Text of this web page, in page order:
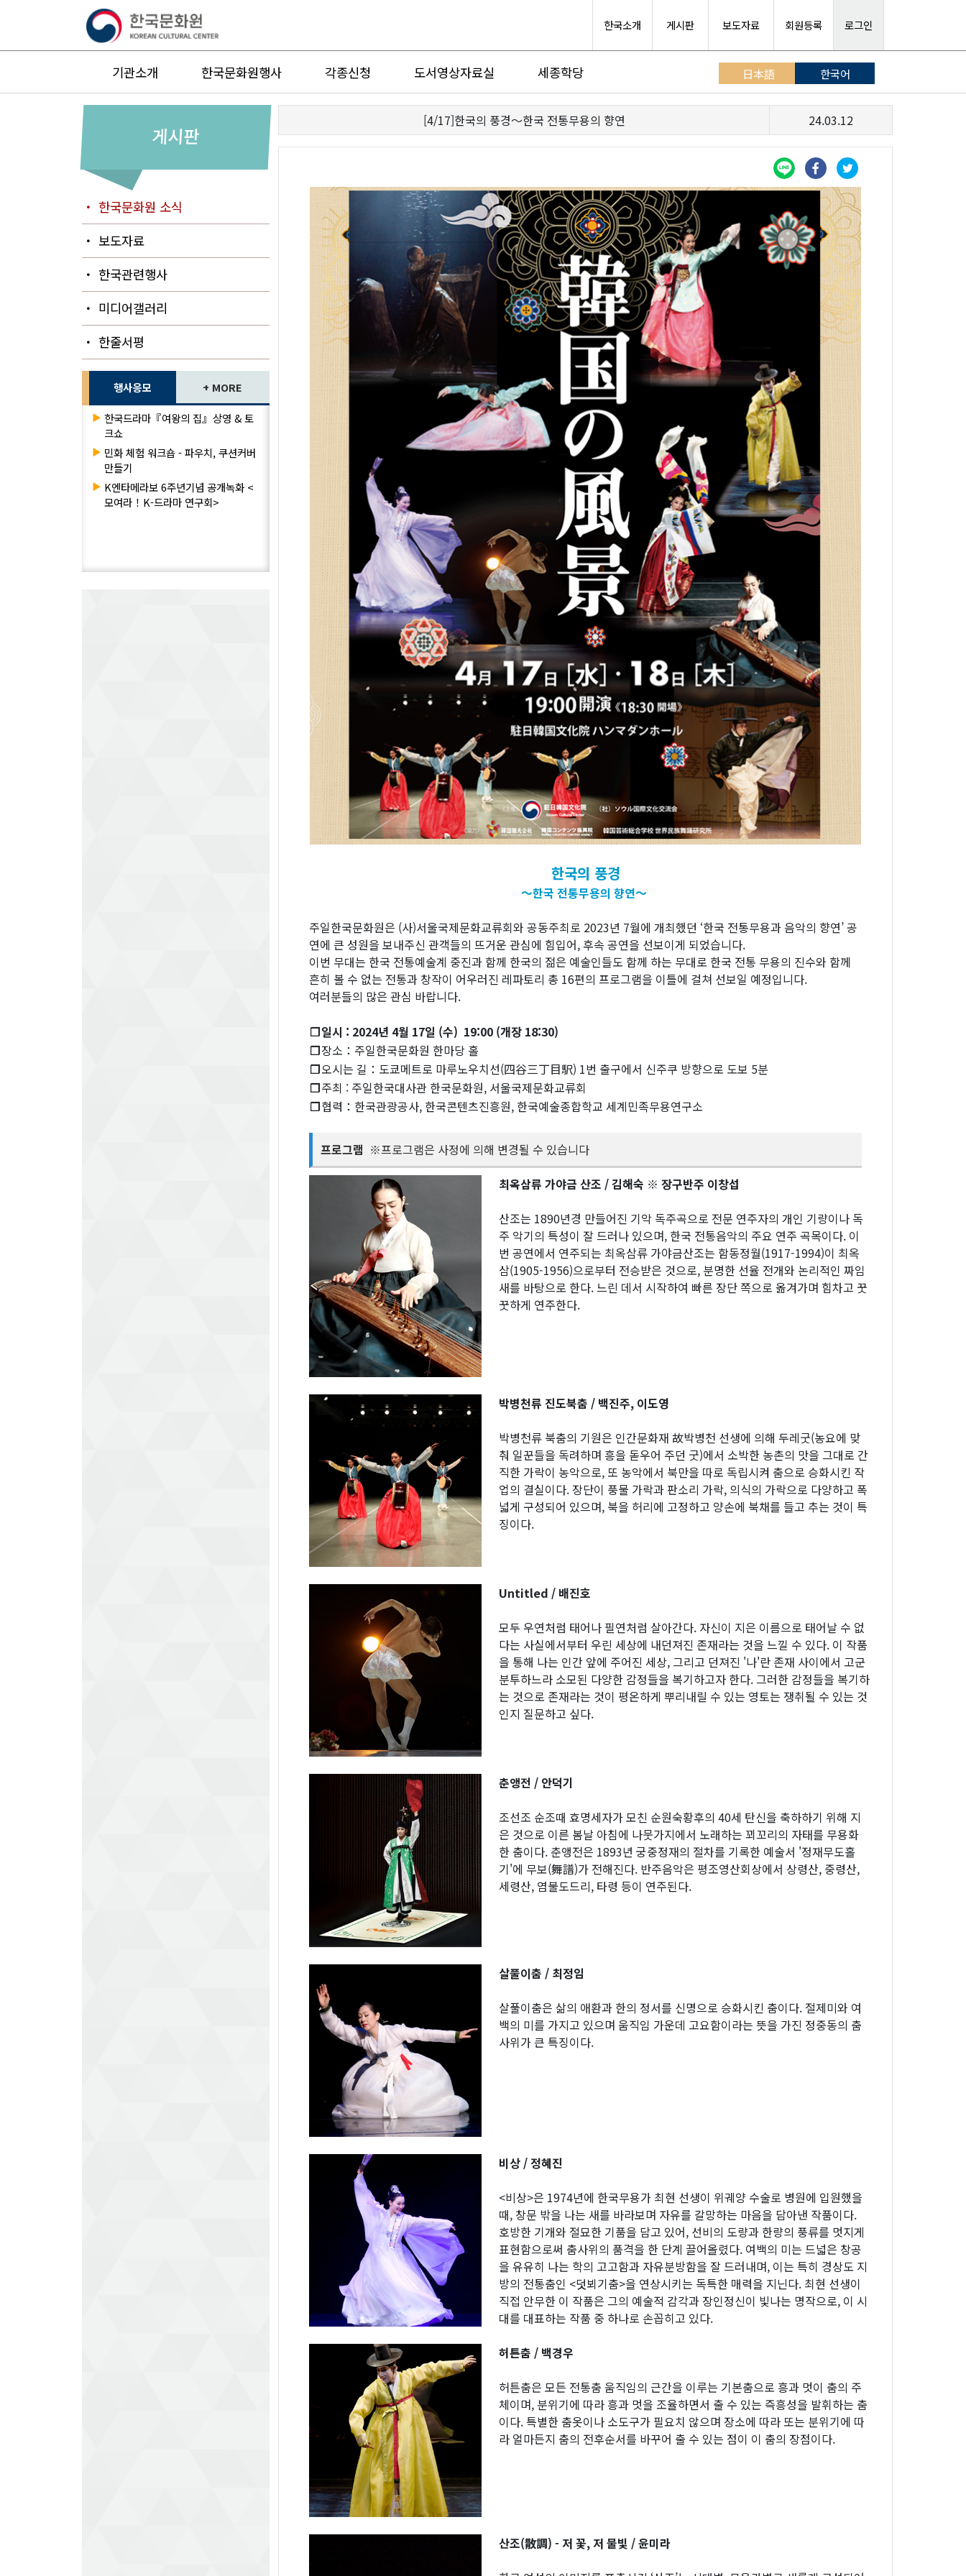
한국소개 게시판 보도자료 회원등록 로그인
기관소개 한국문화원행사 각종신청 도서영상자료실 세종학당 日本語 한국어
게시판
・ 한국문화원 소식
・ 보도자료
・ 한국관련행사
・ 미디어갤러리
・ 한줄서평
행사응모 + MORE
▶ 한국드라마『여왕의 집』상영 & 토
크쇼
▶ 민화 체험 워크숍 - 파우치, 쿠션커버
만들기
▶ K엔타메라보 6주년기념 공개녹화 <
모여라！K-드라마 연구회>
[4/17]한국의 풍경～한국 전통무용의 향연 24.03.12
한국의 풍경
～한국 전통무용의 향연～
주일한국문화원은 (사)서울국제문화교류회와 공동주최로 2023년 7월에 개최했던 ‘한국 전통무용과 음악의 향연’ 공
연에 큰 성원을 보내주신 관객들의 뜨거운 관심에 힘입어, 후속 공연을 선보이게 되었습니다.
이번 무대는 한국 전통예술계 중진과 함께 한국의 젊은 예술인들도 함께 하는 무대로 한국 전통 무용의 진수와 함께
흔히 볼 수 없는 전통과 창작이 어우러진 레파토리 총 16편의 프로그램을 이틀에 걸쳐 선보일 예정입니다.
여러분들의 많은 관심 바랍니다.
❐일시 : 2024년 4월 17일 (수) 19:00 (개장 18:30)
❐장소：주일한국문화원 한마당 홀
❐오시는 길：도쿄메트로 마루노우치선(四谷三丁目駅) 1번 출구에서 신주쿠 방향으로 도보 5분
❐주최 : 주일한국대사관 한국문화원, 서울국제문화교류회
❐협력：한국관광공사, 한국콘텐츠진흥원, 한국예술종합학교 세계민족무용연구소
프로그램 ※프로그램은 사정에 의해 변경될 수 있습니다
최옥삼류 가야금 산조 / 김해숙 ※ 장구반주 이창섭
산조는 1890년경 만들어진 기악 독주곡으로 전문 연주자의 개인 기량이나 독
주 악기의 특성이 잘 드러나 있으며, 한국 전통음악의 주요 연주 곡목이다. 이
번 공연에서 연주되는 최옥삼류 가야금산조는 함동정월(1917-1994)이 최옥
삼(1905-1956)으로부터 전승받은 것으로, 분명한 선율 전개와 논리적인 짜임
새를 바탕으로 한다. 느린 데서 시작하여 빠른 장단 쪽으로 옮겨가며 힘차고 꿋
꿋하게 연주한다.
박병천류 진도북춤 / 백진주, 이도영
박병천류 북춤의 기원은 인간문화재 故박병천 선생에 의해 두레굿(농요에 맞
춰 일꾼들을 독려하며 흥을 돋우어 주던 굿)에서 소박한 농촌의 맛을 그대로 간
직한 가락이 농악으로, 또 농악에서 북만을 따로 독립시켜 춤으로 승화시킨 작
업의 결실이다. 장단이 풍물 가락과 판소리 가락, 의식의 가락으로 다양하고 폭
넓게 구성되어 있으며, 북을 허리에 고정하고 양손에 북채를 들고 추는 것이 특
징이다.
Untitled / 배진호
모두 우연처럼 태어나 필연처럼 살아간다. 자신이 지은 이름으로 태어날 수 없
다는 사실에서부터 우린 세상에 내던져진 존재라는 것을 느낄 수 있다. 이 작품
을 통해 나는 인간 앞에 주어진 세상, 그리고 던져진 '나'란 존재 사이에서 고군
분투하느라 소모된 다양한 감정들을 복기하고자 한다. 그러한 감정들을 복기하
는 것으로 존재라는 것이 평온하게 뿌리내릴 수 있는 영토는 쟁취될 수 있는 것
인지 질문하고 싶다.
춘앵전 / 안덕기
조선조 순조때 효명세자가 모친 순원숙황후의 40세 탄신을 축하하기 위해 지
은 것으로 이른 봄날 아침에 나뭇가지에서 노래하는 꾀꼬리의 자태를 무용화
한 춤이다. 춘앵전은 1893년 궁중정재의 절차를 기록한 예술서 '정재무도홀
기'에 무보(舞譜)가 전해진다. 반주음악은 평조영산회상에서 상령산, 중령산,
세령산, 염불도드리, 타령 등이 연주된다.
살풀이춤 / 최정임
살풀이춤은 삶의 애환과 한의 정서를 신명으로 승화시킨 춤이다. 절제미와 여
백의 미를 가지고 있으며 움직임 가운데 고요함이라는 뜻을 가진 정중동의 춤
사위가 큰 특징이다.
비상 / 정혜진
<비상>은 1974년에 한국무용가 최현 선생이 위궤양 수술로 병원에 입원했을
때, 창문 밖을 나는 새를 바라보며 자유를 갈망하는 마음을 담아낸 작품이다.
호방한 기개와 절묘한 기품을 담고 있어, 선비의 도량과 한량의 풍류를 멋지게
표현함으로써 춤사위의 품격을 한 단계 끌어올렸다. 여백의 미는 드넓은 창공
을 유유히 나는 학의 고고함과 자유분방함을 잘 드러내며, 이는 특히 경상도 지
방의 전통춤인 <덧뵈기춤>을 연상시키는 독특한 매력을 지닌다. 최현 선생이
직접 안무한 이 작품은 그의 예술적 감각과 장인정신이 빛나는 명작으로, 이 시
대를 대표하는 작품 중 하나로 손꼽히고 있다.
허튼춤 / 백경우
허튼춤은 모든 전통춤 움직임의 근간을 이루는 기본춤으로 흥과 멋이 춤의 주
체이며, 분위기에 따라 흥과 멋을 조율하면서 출 수 있는 즉흥성을 발휘하는 춤
이다. 특별한 춤옷이나 소도구가 필요치 않으며 장소에 따라 또는 분위기에 따
라 얼마든지 춤의 전후순서를 바꾸어 출 수 있는 점이 이 춤의 장점이다.
산조(散調) - 저 꽃, 저 물빛 / 윤미라